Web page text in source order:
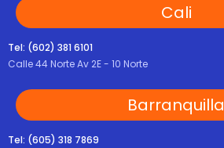
Cali
Tel: (602) 381 6101
Calle 44 Norte Av 2E - 10 Norte
Barranquilla
Tel: (605) 318 7869